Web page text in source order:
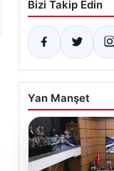
Bizi Takip Edin
Yan Manşet